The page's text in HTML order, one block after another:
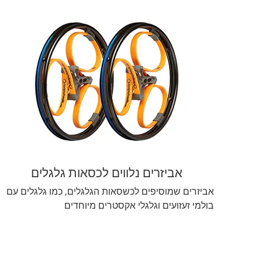
אביזרים נלווים לכסאות גלגלים
אביזרים שמוסיפים לכשסאות הגלגלים, כמו גלגלים עם
בולמי זעזועים וגלגלי אקסטרים מיוחדים